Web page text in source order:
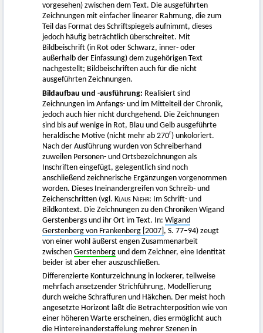
vorgesehen) zwischen dem Text. Die ausgeführten
Zeichnungen mit einfacher linearer Rahmung, die zum
Teil das Format des Schriftspiegels aufnimmt, dieses
jedoch häufig beträchtlich überschreitet. Mit
Bildbeischrift (in Rot oder Schwarz, inner- oder
außerhalb der Einfassung) dem zugehörigen Text
nachgestellt; Bildbeischriften auch für die nicht
ausgeführten Zeichnungen.
Bildaufbau und -ausführung: Realisiert sind
Zeichnungen im Anfangs- und im Mittelteil der Chronik,
jedoch auch hier nicht durchgehend. Die Zeichnungen
sind bis auf wenige in Rot, Blau und Gelb ausgeführte
heraldische Motive (nicht mehr ab 270r) unkoloriert.
Nach der Ausführung wurden von Schreiberhand
zuweilen Personen- und Ortsbezeichnungen als
Inschriften eingefügt, gelegentlich sind noch
anschließend zeichnerische Ergänzungen vorgenommen
worden. Dieses Ineinandergreifen von Schreib- und
Zeichenschritten (vgl. Klaus Niehr: Im Schrift- und
Bildkontext. Die Zeichnungen zu den Chroniken Wigand
Gerstenbergs und ihr Ort im Text. In: Wigand
Gerstenberg von Frankenberg [2007] , S. 77–94) zeugt
von einer wohl äußerst engen Zusammenarbeit
zwischen Gerstenberg und dem Zeichner, eine Identität
beider ist aber eher auszuschließen.
Differenzierte Konturzeichnung in lockerer, teilweise
mehrfach ansetzender Strichführung, Modellierung
durch weiche Schraffuren und Häkchen. Der meist hoch
angesetzte Horizont läßt die Betrachterposition wie von
einer höheren Warte erscheinen, dies ermöglicht auch
die Hintereinanderstaffelung mehrer Szenen in